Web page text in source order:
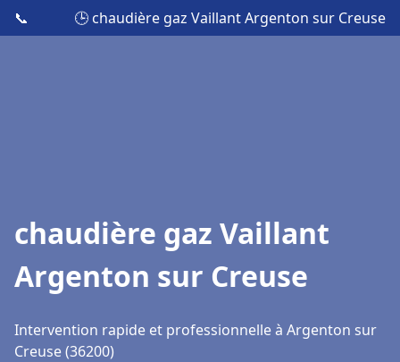
📞 🕒 chaudière gaz Vaillant Argenton sur Creuse
chaudière gaz Vaillant
Argenton sur Creuse
Intervention rapide et professionnelle à Argenton sur
Creuse (36200)